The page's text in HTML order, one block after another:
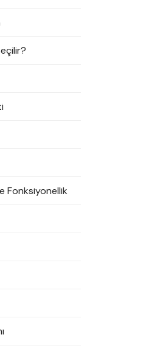
Fonksiyonellik